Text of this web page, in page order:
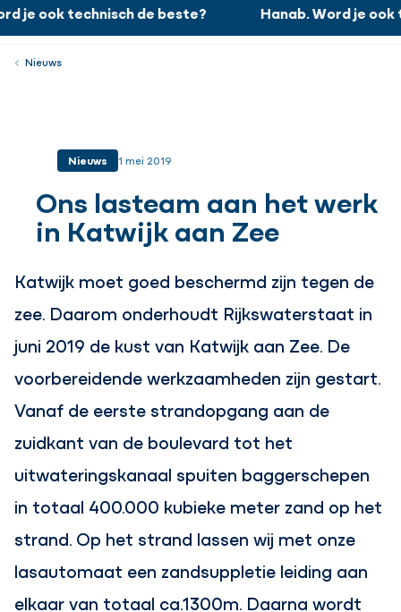
Hanab. Word je ook technisch de beste?
je ook technisch de beste? Hanab. Word je ook
Werken bij Menu
Nieuws
Nieuws 1 mei 2019
Ons lasteam aan het werk
in Katwijk aan Zee
Katwijk moet goed beschermd zijn tegen de
zee. Daarom onderhoudt Rijkswaterstaat in
juni 2019 de kust van Katwijk aan Zee. De
voorbereidende werkzaamheden zijn gestart.
Vanaf de eerste strandopgang aan de
zuidkant van de boulevard tot het
uitwateringskanaal spuiten baggerschepen
in totaal 400.000 kubieke meter zand op het
strand. Op het strand lassen wij met onze
lasautomaat een zandsuppletie leiding aan
elkaar van totaal ca.1300m. Daarna wordt
Sluiten